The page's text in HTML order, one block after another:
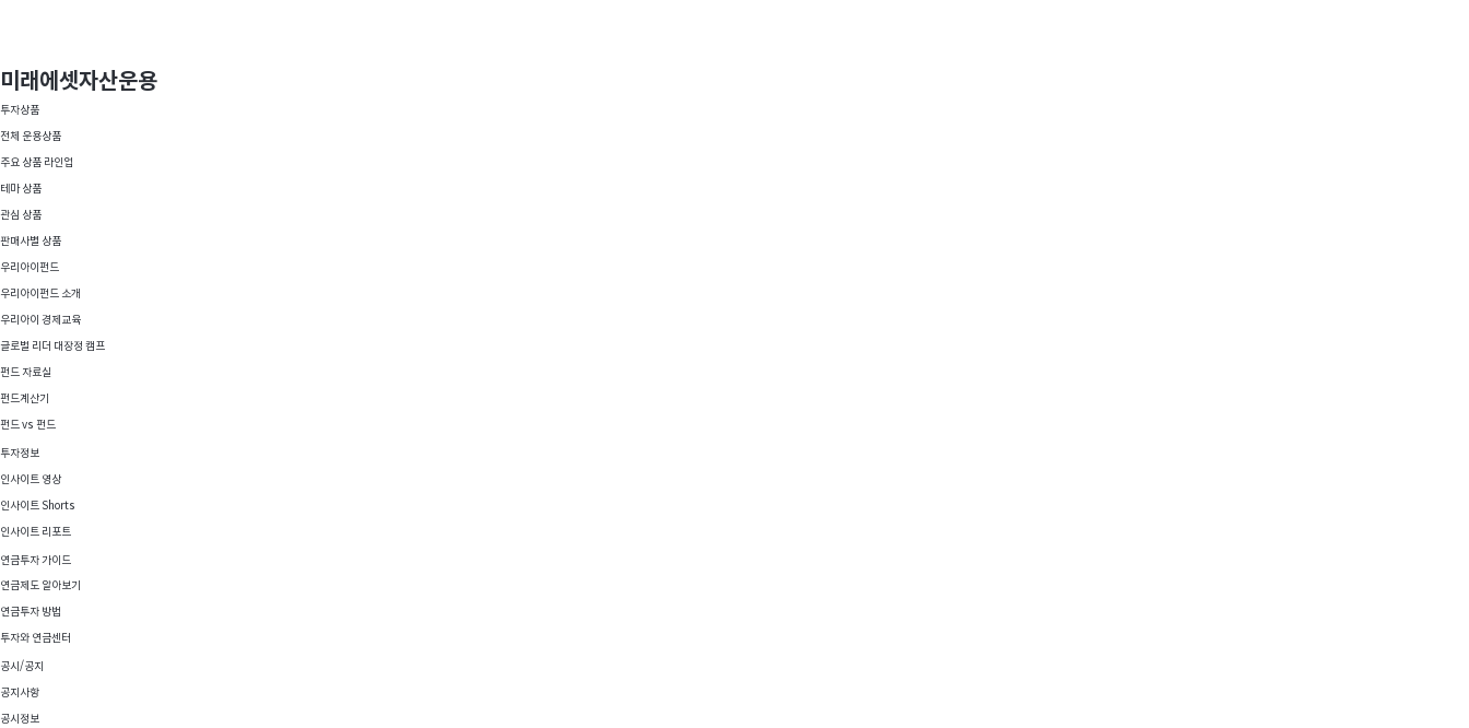
TIGER ETF
미래에셋자산운용
미래에셋자산운용
투자상품
전체 운용상품
주요 상품 라인업
테마 상품
관심 상품
판매사별 상품
우리아이펀드
우리아이펀드 소개
우리아이 경제교육
글로벌 리더 대장정 캠프
펀드 자료실
펀드계산기
펀드 vs 펀드
투자정보
인사이트 영상
인사이트 Shorts
인사이트 리포트
연금투자 가이드
연금제도 알아보기
연금투자 방법
투자와 연금센터
공시/공지
공지사항
공시정보
요즘 뜨는